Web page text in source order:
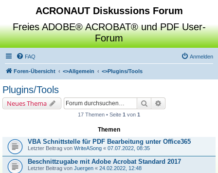
ACRONAUT Diskussions Forum
Freies ADOBE® ACROBAT® und PDF User-
Forum
FAQ Anmelden
Foren-Übersicht <>Allgemein <>Plugins/Tools
Plugins/Tools
Neues Thema Suche
17 Themen • Seite 1 von 1
Themen
VBA Schnittstelle für PDF Bearbeitung unter Office365
Letzter Beitrag von WriteASong « 07.07.2022, 08:35
Beschnittzugabe mit Adobe Acrobat Standard 2017
Letzter Beitrag von Juergen « 24.02.2022, 12:48